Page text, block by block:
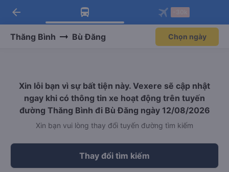
Tải app Vexere ngay!
Nhận ưu đãi thành viên độc
Mở app
Tải app Vexere
-30k/ghế khi đặt vé máy bay qua
Mở app
arrow_back
Thăng Bình Bù Đăng Chọn ngày
Xin lỗi bạn vì sự bất tiện này. Vexere sẽ cập nhật
ngay khi có thông tin xe hoạt động trên tuyến
đường Thăng Bình đi Bù Đăng ngày 12/08/2026
Xin bạn vui lòng thay đổi tuyến đường tìm kiếm
Thay đổi tìm kiếm